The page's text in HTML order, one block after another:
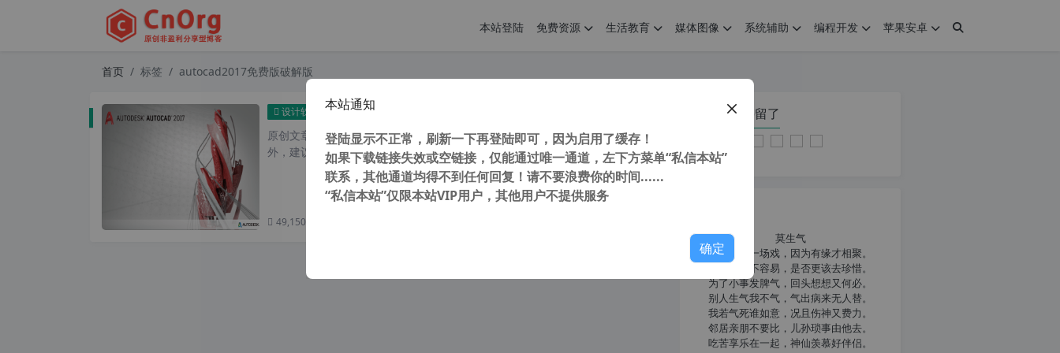
本站登陆 免费资源 生活教育 媒体图像 系统辅助 编程开发 苹果安卓
首页 标签 autocad2017免费版破解版
设计软件 AutoCAD2017“珊瑚の海”32/64位精简优化版
原创文章，转载请注明： 转载自cnorg.12hp.de 注意：由于网站空间位于国
外，建议避开晚上的访问高峰期...
49,150 次浏览
您在本页停留了
莫生气
人生就像一场戏，因为有缘才相聚。
相扶到老不容易，是否更该去珍惜。
为了小事发脾气，回头想想又何必。
别人生气我不气，气出病来无人替。
我若气死谁如意，况且伤神又费力。
邻居亲朋不要比，儿孙琐事由他去。
吃苦享乐在一起，神仙羡慕好伴侣。
本站通知
登陆显示不正常，刷新一下再登陆即可，因为启用了缓存！
如果下载链接失效或空链接，仅能通过唯一通道，左下方菜单“私信本站”
联系，其他通道均得不到任何回复！请不要浪费你的时间......
“私信本站”仅限本站VIP用户，其他用户不提供服务
确定